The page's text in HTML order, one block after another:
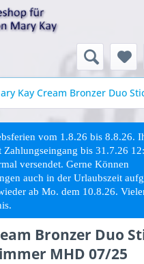
Kay Cream Bronzer Duo
vom 1.8.26 bis 8.8.26.
Zahlungseingang bis 31.7.26
versendet. Gerne Können
auch in der Urlaubszeit
ab Mo. dem 10.8.26.
Bronzer Duo
MHD 07/25